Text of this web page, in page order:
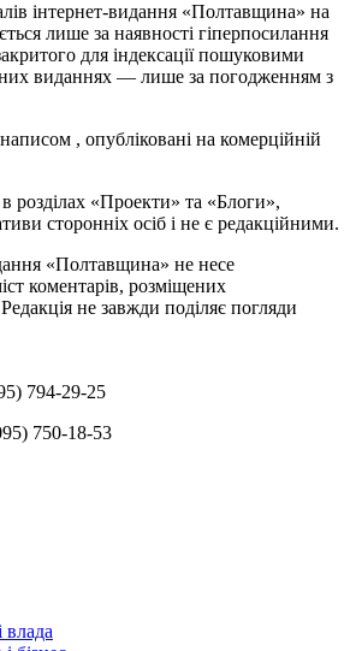
інтернет-видання «Полтавщина» на
лише за наявності гіперпосилання
для індексації пошуковими
виданнях — лише за погодженням з
написом , опубліковані на комерційній
розділах «Проекти» та «Блоги»,
сторонніх осіб і не є редакційними.
«Полтавщина» не несе
коментарів, розміщених
не завжди поділяє погляди
794-29-25
750-18-53
влада